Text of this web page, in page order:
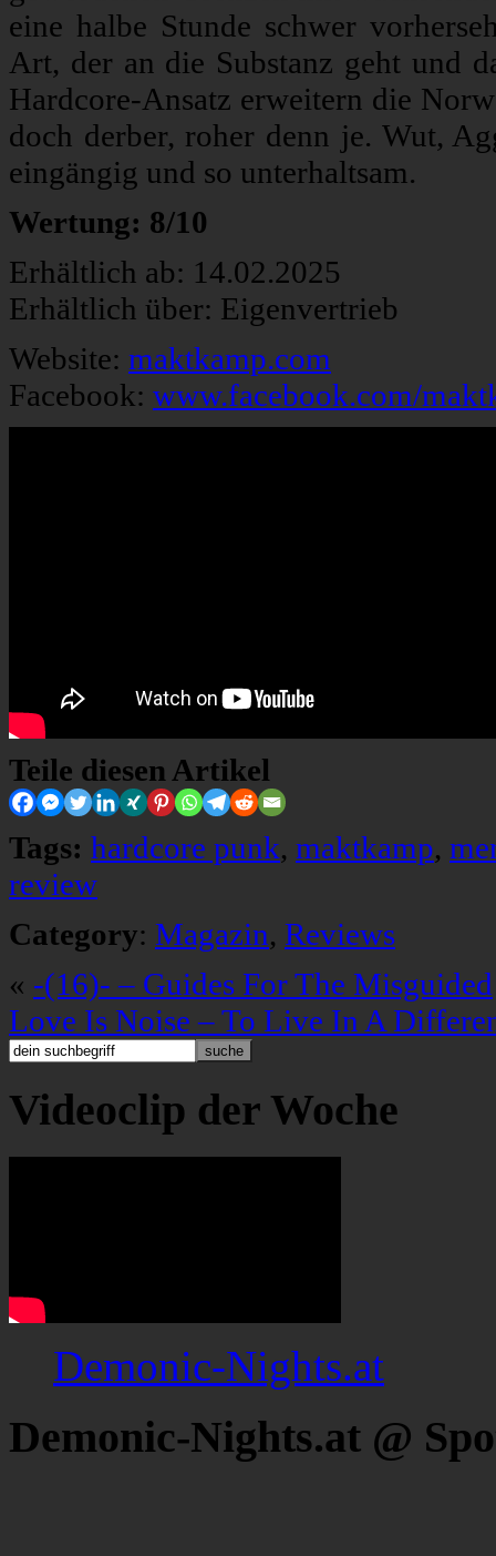
eine halbe Stunde schwer
Art, der an die Substanz geht und
Hardcore-Ansatz erweitern die
doch derber, roher denn je. Wut,
eingängig und so unterhaltsam.
Wertung: 8/10
Erhältlich ab: 14.02.2025
Erhältlich über: Eigenvertrieb
Website: maktkamp.com
Facebook: www.facebook.com/
Teile diesen Artikel
Tags: hardcore punk, maktkamp,
review
Category: Magazin, Reviews
« -(16)- – Guides For The Misguided
Love Is Noise – To Live In A
Videoclip der Woche
Demonic-Nights.at
Demonic-Nights.at @